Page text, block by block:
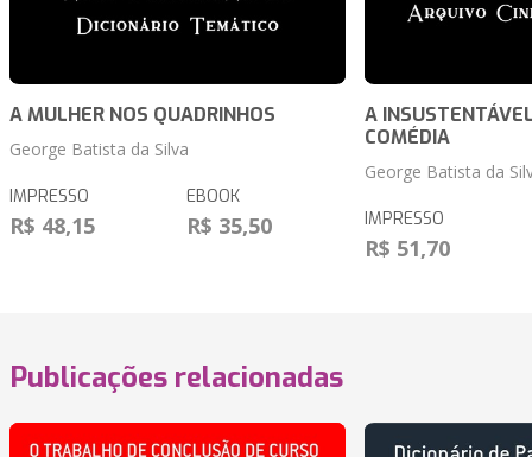
A MULHER NOS QUADRINHOS
George Batista da Silva
IMPRESSO
R$ 48,15
EBOOK
R$ 35,50
A
COMÉDIA
George Batista da
IMPRESSO
R$ 51,70
Publicações relacionadas